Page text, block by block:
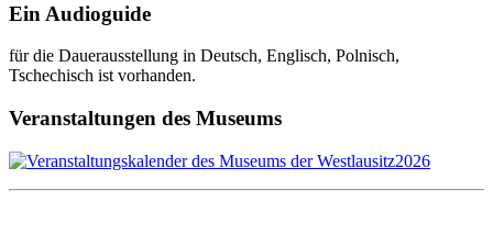
Ein Audioguide
für die Dauerausstellung in Deutsch, Englisch, Polnisch,
Tschechisch ist vorhanden.
Veranstaltungen des Museums